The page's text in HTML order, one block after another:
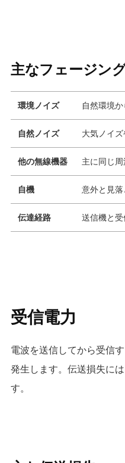
主なフェージン
環境ノイズ 自然環境
自然ノイズ 大気ノイ
他の無線機器 主に同じ
自機 意外と見
伝達経路 送信機と
受信電力
電波を送信してから受信
発生します。伝送損失に
す。